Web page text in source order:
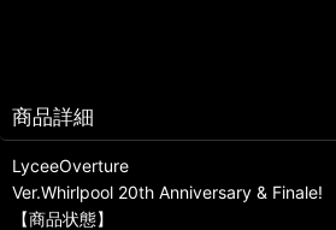
商品詳細
LyceeOverture
Ver.Whirlpool 20th Anniversary & Finale!
【商品状態】